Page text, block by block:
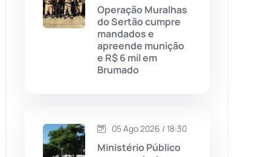
Candiba (157)
Cândido Sales (120)
Caturama
Operação Muralhas
do Sertão cumpre
mandados e
apreende munição
e R$ 6 mil em
Brumado
05 Ago 2026 / 18:30
Ministério Público